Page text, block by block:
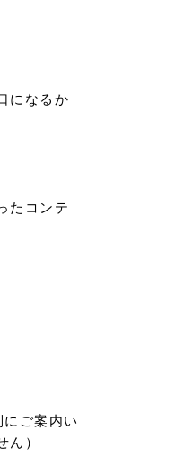
になるか
たコンテ
ご案内い
ん）